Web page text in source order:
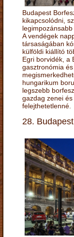
Budapest
kikapcsolódni,
A vendégek
társaságában
külföldi kiállító
Egri borvidék, a
gasztronómia
hungarikum
legszebb
gazdag zenei
felejthetetlenné.
28.